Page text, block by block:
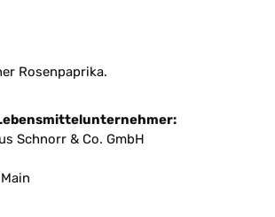
Rosenpaprika.
Schnorr & Co. GmbH